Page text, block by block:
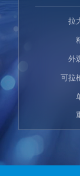
拉
外
可拉